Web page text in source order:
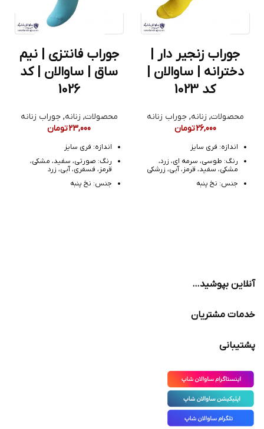
جوراب زنجیر دار |
دخترانه | ساوالان |
کد 1023
محصولات, زنانه,جوراب زنانه
26,000تومان
اندازه: فری سایز
رنگ: طوسی، سرمه ای، زرد،
مشکی، سفید، قرمز، آبی، زرشکی
جنس: نخ پنبه
جوراب فانتزی | نیم
ساق | ساوالان | کد
1026
محصولات, زنانه,جوراب زنانه
23,000تومان
اندازه: فری سایز
رنگ: صورتی، سفید، مشکی،
قرمز، فسفری، آبی، زرد
جنس: نخ پنبه
آنلاین بپوشید…
خدمات مشتریان
پشتیبانی